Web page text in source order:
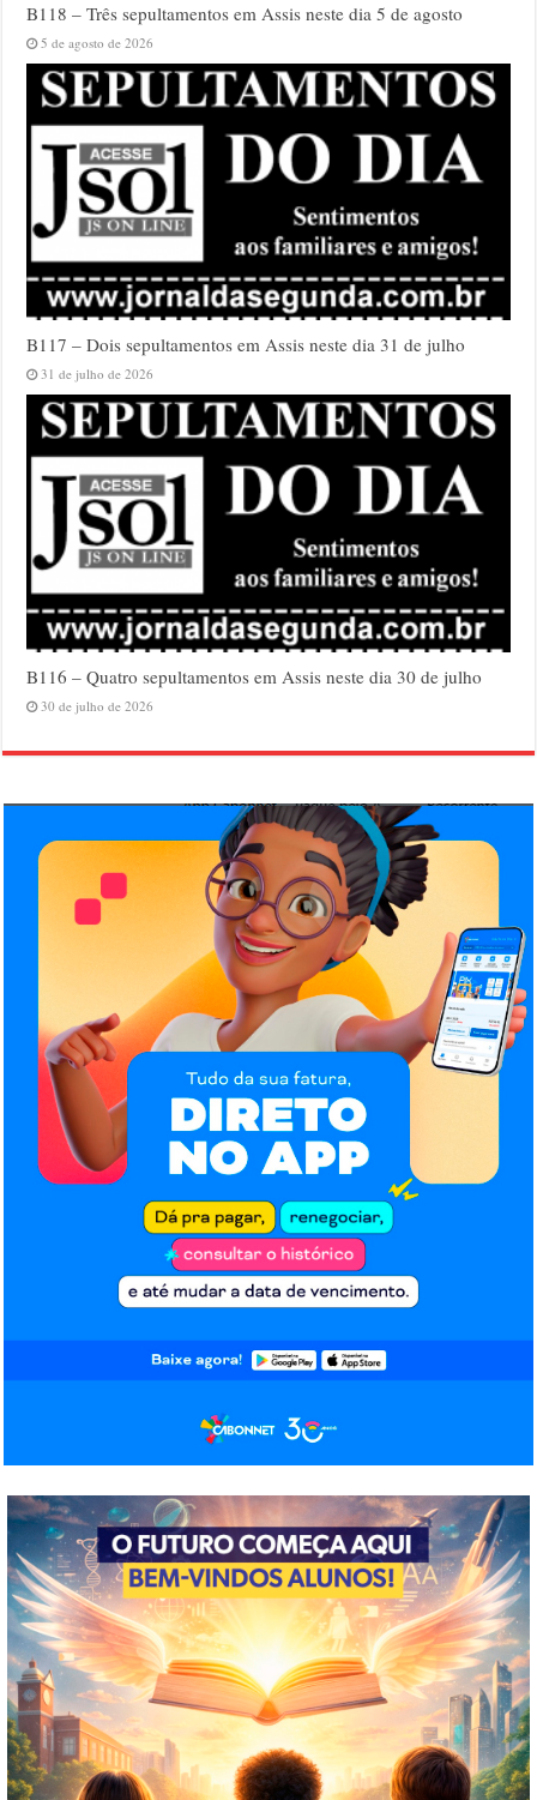
B118 – Três sepultamentos em Assis neste dia 5 de agosto
5 de agosto de 2026
B117 – Dois sepultamentos em Assis neste dia 31 de julho
31 de julho de 2026
B116 – Quatro sepultamentos em Assis neste dia 30 de julho
30 de julho de 2026